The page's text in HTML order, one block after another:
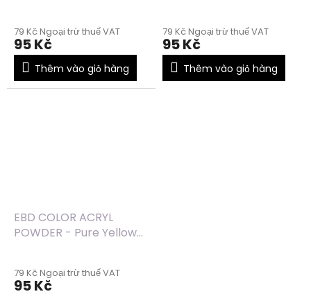
79 Kč Ngoại trừ thuế VAT
95 Kč
Thêm vào giỏ hàng
79 Kč Ngoại trừ thuế VAT
95 Kč
Thêm vào giỏ hàng
EBD COLOR ACRYL
POWDER - Pure Yellow
79 Kč Ngoại trừ thuế VAT
95 Kč